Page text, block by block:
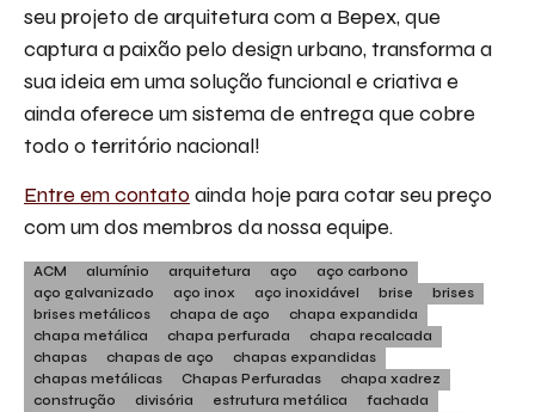
seu projeto de arquitetura com a Bepex, que
captura a paixão pelo design urbano, transforma a
sua ideia em uma solução funcional e criativa e
ainda oferece um sistema de entrega que cobre
todo o território nacional!
Entre em contatoainda hoje para cotar seu preço
com um dos membros da nossa equipe.
ACM alumínio arquitetura aço
aço carbono
aço galvanizado
aço inox aço inoxidável brise
brises
brises metálicos
chapa de aço
chapa expandida
chapa metálica
chapa perfurada
chapa recalcada
chapas
chapas de aço
chapas expandidas
chapas metálicas
Chapas Perfuradas
chapa xadrez
construção
divisória estrutura metálica
fachada